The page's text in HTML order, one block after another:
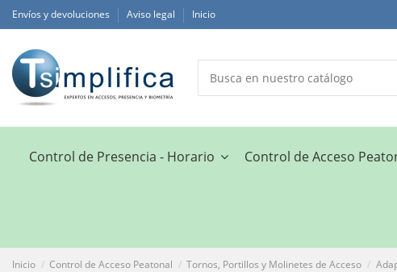
Envíos y devoluciones Aviso legal Inicio
Control de Presencia - Horario Control de Acceso
Inicio Control de Acceso Peatonal Tornos, Portillos y Molinetes de Acceso